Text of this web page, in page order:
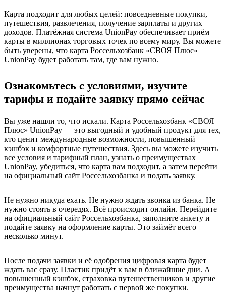
Карта подходит для любых целей: повседневные покупки,
путешествия, развлечения, получение зарплаты и других
доходов. Платёжная система UnionPay обеспечивает приём
карты в миллионах торговых точек по всему миру. Вы можете
быть уверены, что карта Россельхозбанк «СВОЯ Плюс»
UnionPay будет работать там, где вам нужно.
Ознакомьтесь с условиями, изучите
тарифы и подайте заявку прямо сейчас
Вы уже нашли то, что искали. Карта Россельхозбанк «СВОЯ
Плюс» UnionPay — это выгодный и удобный продукт для тех,
кто ценит международные возможности, повышенный
кэшбэк и комфортные путешествия. Здесь вы можете изучить
все условия и тарифный план, узнать о преимуществах
UnionPay, убедиться, что карта вам подходит, а затем перейти
на официальный сайт Россельхозбанка и подать заявку.
Не нужно никуда ехать. Не нужно ждать звонка из банка. Не
нужно стоять в очередях. Всё происходит онлайн. Перейдите
на официальный сайт Россельхозбанка, заполните анкету и
подайте заявку на оформление карты. Это займёт всего
несколько минут.
После подачи заявки и её одобрения цифровая карта будет
ждать вас сразу. Пластик придёт к вам в ближайшие дни. А
повышенный кэшбэк, страховка путешественников и другие
преимущества начнут работать с первой же покупки.